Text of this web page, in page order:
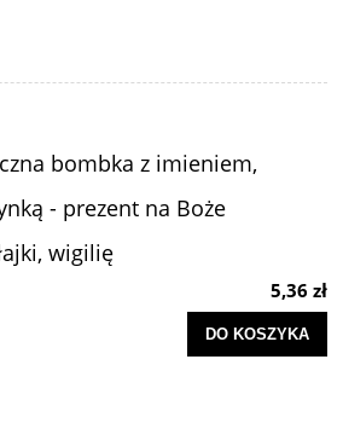
bombka z imieniem,
- prezent na Boże
wigilię
5,36 zł
DO KOSZYKA